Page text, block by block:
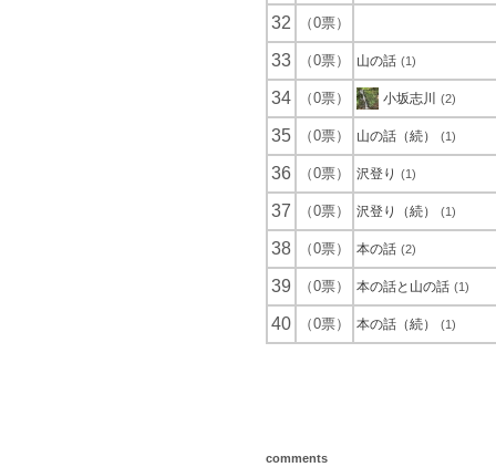
32 （0票）
33 （0票） 山の話 (1)
34 （0票） 小坂志川 (2)
35 （0票） 山の話（続） (1)
36 （0票） 沢登り (1)
37 （0票） 沢登り（続） (1)
38 （0票） 本の話 (2)
39 （0票） 本の話と山の話 (1)
40 （0票） 本の話（続） (1)
comments